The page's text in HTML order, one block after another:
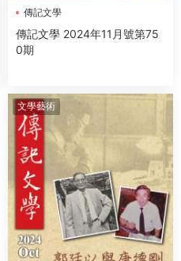
傳記文學
傳記文學 2024年11月號第75
0期
文學藝術